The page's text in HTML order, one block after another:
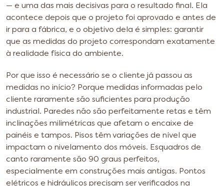
— e uma das mais decisivas para o resultado final. Ela
acontece depois que o projeto foi aprovado e antes de
ir para a fábrica, e o objetivo dela é simples: garantir
que as medidas do projeto correspondam exatamente
à realidade física do ambiente.
Por que isso é necessário se o cliente já passou as
medidas no início? Porque medidas informadas pelo
cliente raramente são suficientes para produção
industrial. Paredes não são perfeitamente retas e têm
inclinações milimétricas que afetam o encaixe de
painéis e tampos. Pisos têm variações de nível que
impactam o nivelamento dos móveis. Esquadros de
canto raramente são 90 graus perfeitos,
especialmente em construções mais antigas. Pontos
elétricos e hidráulicos precisam ser verificados na